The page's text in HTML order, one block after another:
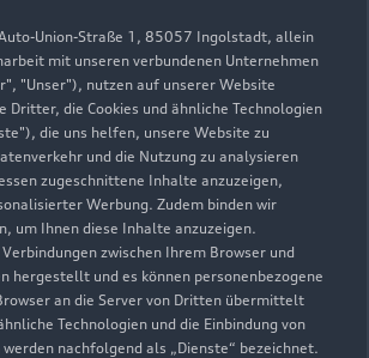
Auto-Union-Straße 1, 85057 Ingolstadt, allein
mit unseren verbundenen Unternehmen
"Unser"), nutzen auf unserer Website
Dritter, die Cookies und ähnliche Technologien
die uns helfen, unsere Website zu
und die Nutzung zu analysieren
zugeschnittene Inhalte anzuzeigen,
Werbung. Zudem binden wir
um Ihnen diese Inhalte anzuzeigen.
zwischen Ihrem Browser und
hergestellt und es können personenbezogene
an die Server von Dritten übermittelt
Technologien und die Einbindung von
nachfolgend als „Dienste“ bezeichnet.
15